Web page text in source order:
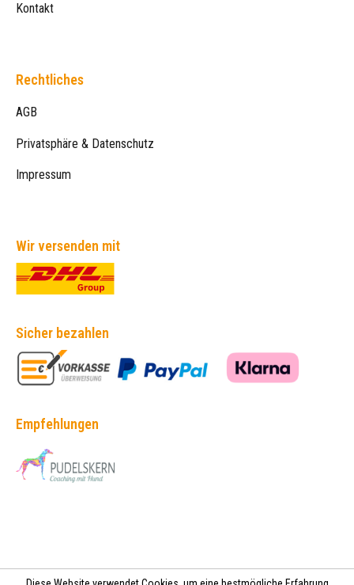
Kontakt
Rechtliches
AGB
Privatsphäre & Datenschutz
Impressum
Wir versenden mit
Sicher bezahlen
Empfehlungen